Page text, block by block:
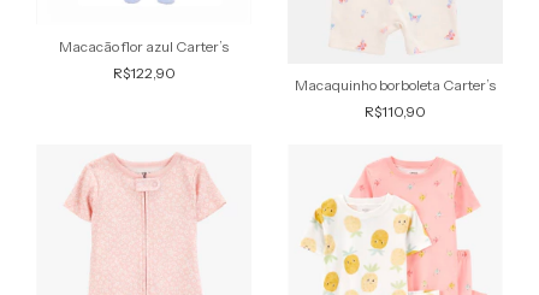
Macacão flor azul Carter’s
R$122,90
Macaquinho borboleta Carter’s
R$110,90